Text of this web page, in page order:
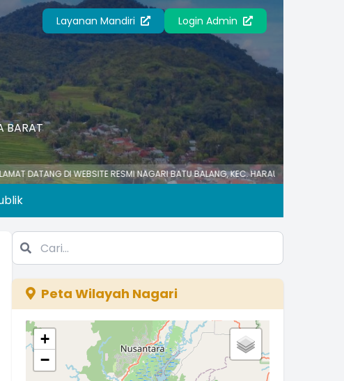
Layanan Mandiri Login Admin
BARAT
DI WEBSITE RESMI NAGARI BATU BALANG, KEC. HARAU, KAB. LIMA PULUH KOTA,
Peta Wilayah Nagari
+
−